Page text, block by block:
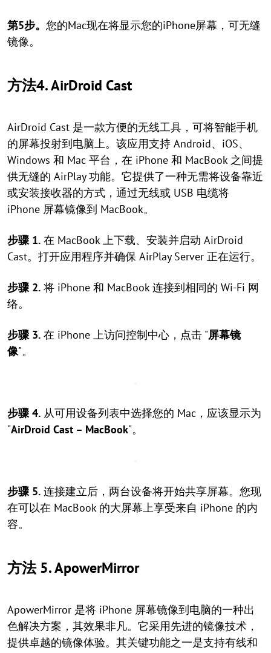
第5步。 您的Mac现在将显示您的iPhone屏幕，可无缝
镜像。
方法4. AirDroid Cast
AirDroid Cast 是一款方便的无线工具，可将智能手机
的屏幕投射到电脑上。该应用支持 Android、iOS、
Windows 和 Mac 平台，在 iPhone 和 MacBook 之间提
供无缝的 AirPlay 功能。它提供了一种无需将设备靠近
或安装接收器的方式，通过无线或 USB 电缆将
iPhone 屏幕镜像到 MacBook。
步骤 1. 在 MacBook 上下载、安装并启动 AirDroid
Cast。打开应用程序并确保 AirPlay Server 正在运行。
步骤 2. 将 iPhone 和 MacBook 连接到相同的 Wi-Fi 网
络。
步骤 3. 在 iPhone 上访问控制中心，点击 "屏幕镜
像"。
步骤 4. 从可用设备列表中选择您的 Mac，应该显示为
"AirDroid Cast – MacBook"。
步骤 5. 连接建立后，两台设备将开始共享屏幕。您现
在可以在 MacBook 的大屏幕上享受来自 iPhone 的内
容。
方法 5. ApowerMirror
ApowerMirror 是将 iPhone 屏幕镜像到电脑的一种出
色解决方案，其效果非凡。它采用先进的镜像技术，
提供卓越的镜像体验。其关键功能之一是支持有线和